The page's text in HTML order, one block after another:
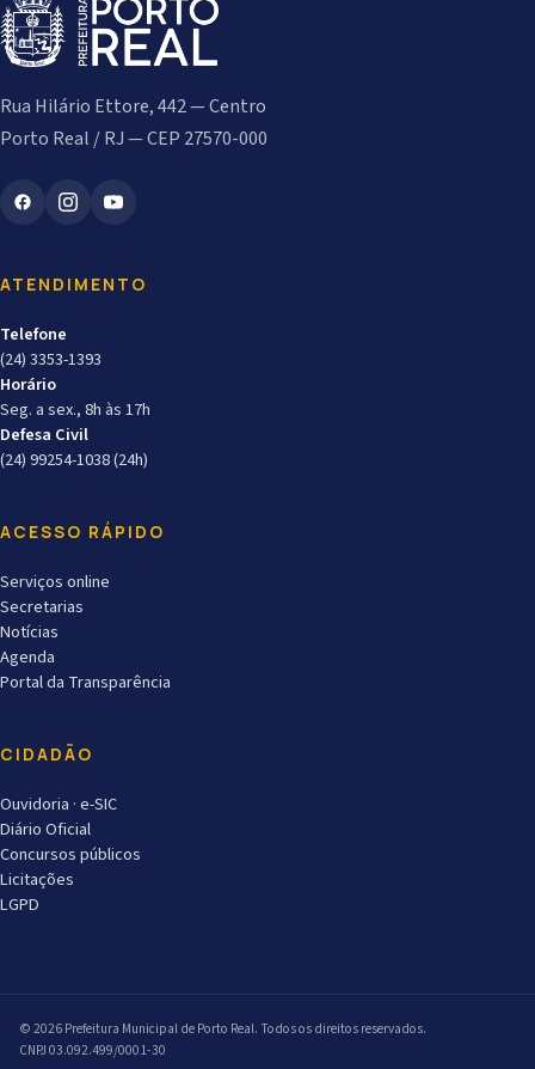
Rua Hilário Ettore, 442 — Centro
Porto Real / RJ — CEP 27570-000
ATENDIMENTO
Telefone
(24) 3353-1393
Horário
Seg. a sex., 8h às 17h
Defesa Civil
(24) 99254-1038 (24h)
ACESSO RÁPIDO
Serviços online
Secretarias
Notícias
Agenda
Portal da Transparência
CIDADÃO
Ouvidoria · e-SIC
Diário Oficial
Concursos públicos
Licitações
LGPD
© 2026 Prefeitura Municipal de Porto Real. Todos os direitos reservados.
CNPJ 03.092.499/0001-30